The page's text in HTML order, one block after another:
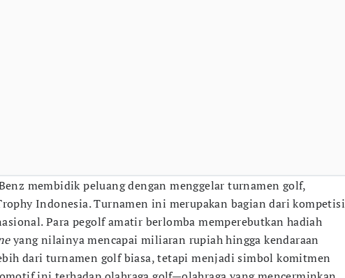
membidik peluang dengan menggelar turnamen golf,
Indonesia. Turnamen ini merupakan bagian dari kompetisi
Para pegolf amatir berlomba memperebutkan hadiah
yang nilainya mencapai miliaran rupiah hingga kendaraan
dari turnamen golf biasa, tetapi menjadi simbol komitmen